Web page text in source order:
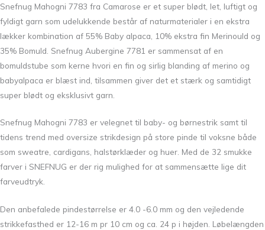
Snefnug Mahogni 7783 fra Camarose er et super blødt, let, luftigt og
fyldigt garn som udelukkende består af naturmaterialer i en ekstra
lækker kombination af 55% Baby alpaca, 10% ekstra fin Merinould og
35% Bomuld. Snefnug Aubergine 7781 er sammensat af en
bomuldstube som kerne hvori en fin og sirlig blanding af merino og
babyalpaca er blæst ind, tilsammen giver det et stærk og samtidigt
super blødt og eksklusivt garn.
Snefnug Mahogni 7783 er velegnet til baby- og børnestrik samt til
tidens trend med oversize strikdesign på store pinde til voksne både
som sweatre, cardigans, halstørklæder og huer. Med de 32 smukke
farver i SNEFNUG er der rig mulighed for at sammensætte lige dit
farveudtryk.
Den anbefalede pindestørrelse er 4.0 -6.0 mm og den vejledende
strikkefasthed er 12-16 m pr 10 cm og ca. 24 p i højden. Løbelængden